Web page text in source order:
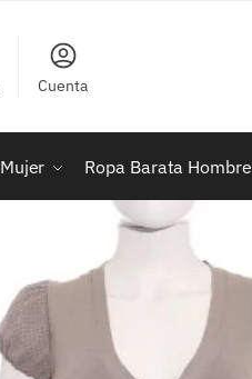
Cuenta
Ropa Barata Hombre